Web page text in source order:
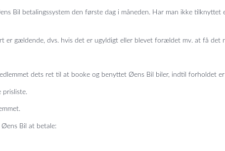
Bil betalingssystem den første dag i måneden. Har man ikke tilknyttet
gældende, dvs. hvis det er ugyldigt eller blevet forældet mv. at få det
dets ret til at booke og benyttet Øens Bil biler, indtil forholdet
Bil at betale: